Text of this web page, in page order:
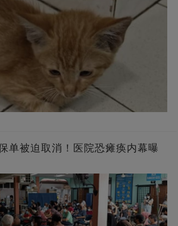
单被迫取消！医院恐瘫痪内幕曝